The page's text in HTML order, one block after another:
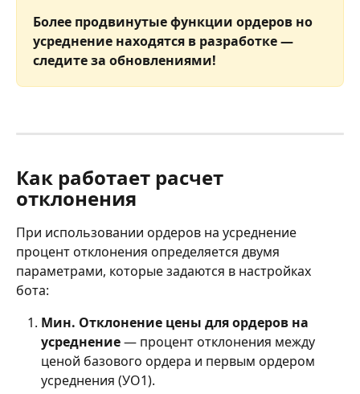
Более продвинутые функции ордеров но
усреднение находятся в разработке —
следите за обновлениями!
Как работает расчет
отклонения
При использовании ордеров на усреднение
процент отклонения определяется двумя
параметрами, которые задаются в настройках
бота:
Мин. Отклонение цены для ордеров на
усреднение — процент отклонения между
ценой базового ордера и первым ордером
усреднения (УО1).